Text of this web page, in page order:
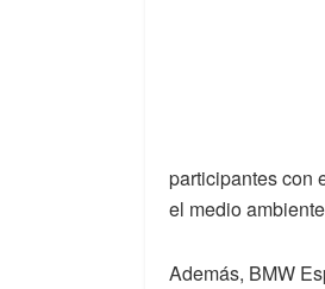
participantes con
el medio
Además, BMW